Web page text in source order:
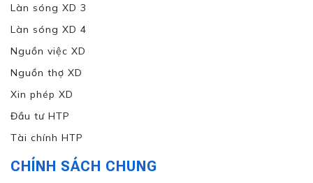
Làn sóng XD 3
Làn sóng XD 4
Nguồn việc XD
Nguồn thợ XD
Xin phép XD
Đầu tư HTP
Tài chính HTP
CHÍNH SÁCH CHUNG